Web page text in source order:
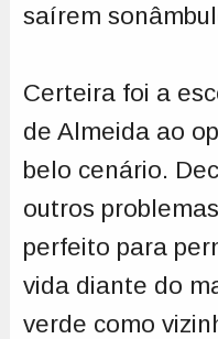
saírem
Certeira foi a
de Almeida ao
belo cenário.
outros
perfeito para
vida diante do
verde como